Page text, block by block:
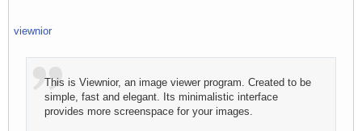
viewnior
This is Viewnior, an image viewer program. Created to be
simple, fast and elegant. Its minimalistic interface
provides more screenspace for your images.